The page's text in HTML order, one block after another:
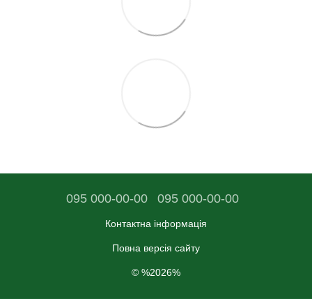
095 000-00-00 095 000-00-00
Контактна інформація
Повна версія сайту
© %2026%